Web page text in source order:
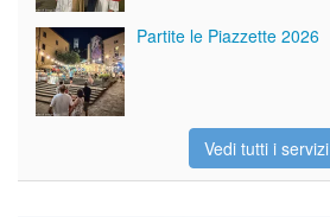
Partite le Piazzette 2026
Vedi tutti i servizi